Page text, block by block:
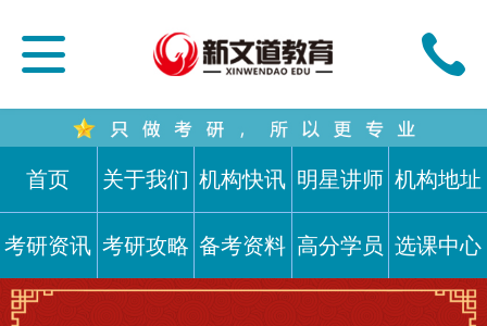
首页 关于我们 机构快讯 明星讲师 机构地址
考研资讯 考研攻略 备考资料 高分学员 选课中心